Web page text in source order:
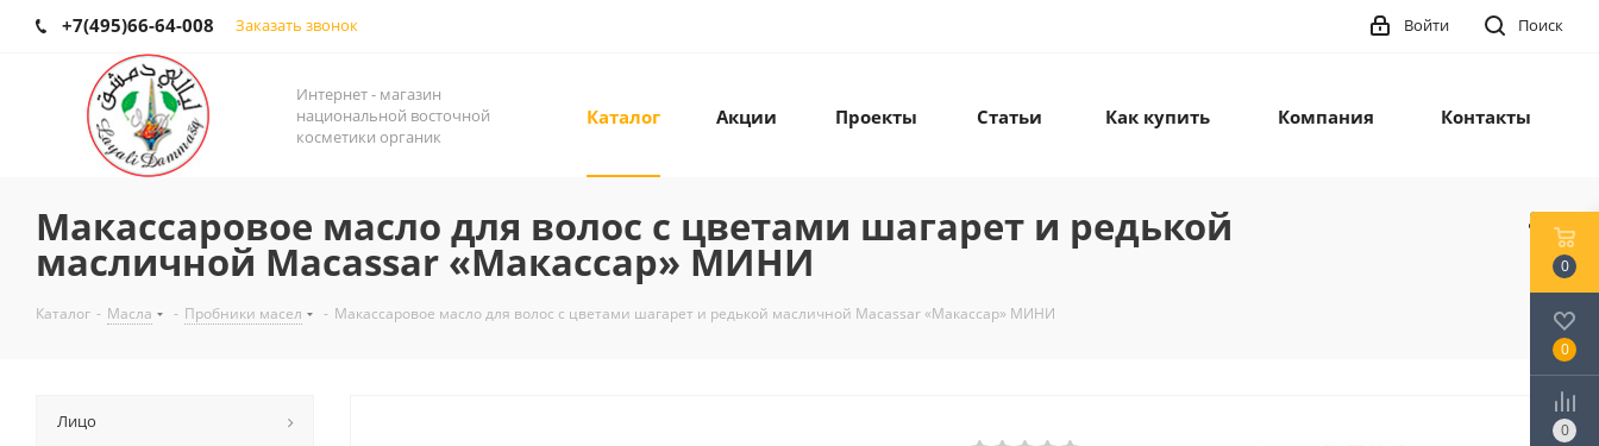
+7(495)66-64-008 Заказать звонок Поиск
Войти
Интернет - магазин
национальной восточной
косметики органик
Каталог Акции Проекты Статьи Как купить Компания Контакты
Макассаровое масло для волос с цветами шагарет и редькой
масличной Macassar «Макассар» МИНИ
Каталог - Масла - Пробники масел - Макассаровое масло для волос с цветами шагарет и редькой масличной Macassar «Макассар» МИНИ
Лицо
0
0
0